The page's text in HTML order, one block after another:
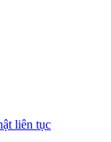
liên tục